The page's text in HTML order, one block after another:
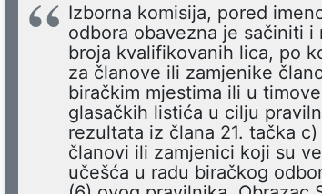
Izborna komisija, pored
odbora obavezna je sačiniti
broja kvalifikovanih lica, po
za članove ili zamjenike
biračkim mjestima ili u
glasačkih listića u cilju
rezultata iz člana 21. tačka
članovi ili zamjenici koji su
učešća u radu biračkog